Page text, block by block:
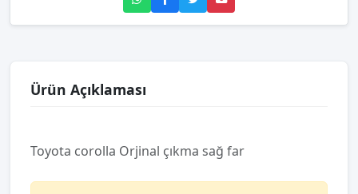
Ürün Açıklaması
Toyota corolla Orjinal çıkma sağ far